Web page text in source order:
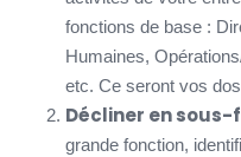
fonctions de base :
Humaines,
etc. Ce seront vos
Décliner en sous-
grande fonction,